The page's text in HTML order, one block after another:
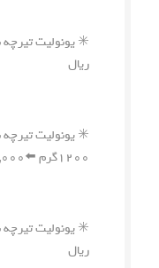
ریال
۱۲۰۰گرم ⬅️۷۵۰,۰۰۰ ریال
ریال